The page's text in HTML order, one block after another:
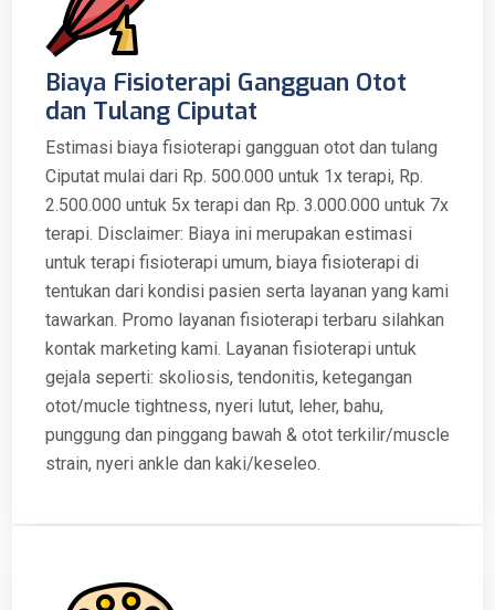
Biaya Fisioterapi Gangguan Otot
dan Tulang Ciputat
Estimasi biaya fisioterapi gangguan otot dan tulang
Ciputat mulai dari Rp. 500.000 untuk 1x terapi, Rp.
2.500.000 untuk 5x terapi dan Rp. 3.000.000 untuk 7x
terapi. Disclaimer: Biaya ini merupakan estimasi
untuk terapi fisioterapi umum, biaya fisioterapi di
tentukan dari kondisi pasien serta layanan yang kami
tawarkan. Promo layanan fisioterapi terbaru silahkan
kontak marketing kami. Layanan fisioterapi untuk
gejala seperti: skoliosis, tendonitis, ketegangan
otot/mucle tightness, nyeri lutut, leher, bahu,
punggung dan pinggang bawah & otot terkilir/muscle
strain, nyeri ankle dan kaki/keseleo.